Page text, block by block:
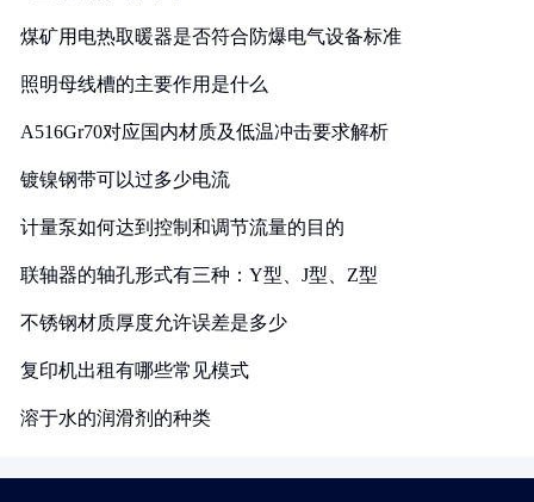
煤矿用电热取暖器是否符合防爆电气设备标准
照明母线槽的主要作用是什么
A516Gr70对应国内材质及低温冲击要求解析
镀镍钢带可以过多少电流
计量泵如何达到控制和调节流量的目的
联轴器的轴孔形式有三种：Y型、J型、Z型
不锈钢材质厚度允许误差是多少
复印机出租有哪些常见模式
溶于水的润滑剂的种类